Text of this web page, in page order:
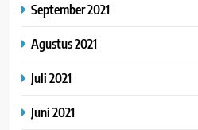
September 2021
Agustus 2021
Juli 2021
Juni 2021